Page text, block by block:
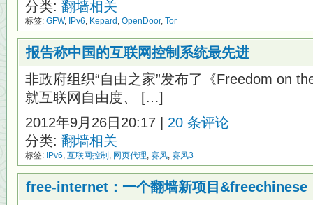
分类: 翻墙相关
标签: GFW, IPv6, Kepard , OpenDoor, Tor
报告称中国的互联网控制系统最先进
非政府组织“自由之家”发布了《Freedom on
就互联网自由度、 […]
2012年9月26日20:17 | 20 条评论
分类: 翻墙相关
标签: IPv6, 互联网控制 , 网页代理, 赛风, 赛风3
free-internet：一个翻墙新项目&freechinese